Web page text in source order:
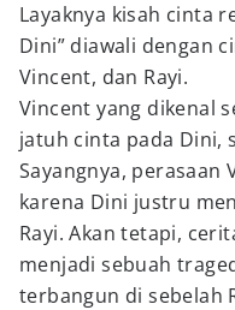
Layaknya kisah cinta
Dini” diawali dengan
Vincent, dan Rayi.
Vincent yang dikenal
jatuh cinta pada Dini,
Sayangnya, perasaan
karena Dini justru
Rayi. Akan tetapi,
menjadi sebuah
terbangun di sebelah